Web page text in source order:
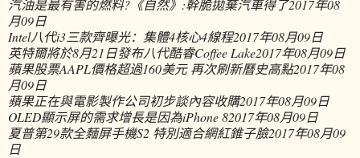
汽油是最有害的燃料?《自然》:幹脆拋棄汽車得了2017年08
月09日
Intel八代i3三款齊曝光：集體4核心4線程2017年08月09日
英特爾將於8月21日發布八代酷睿Coffee Lake2017年08月09日
蘋果股票AAPL價格超過160美元 再次刷新曆史高點2017年08
月09日
蘋果正在與電影製作公司初步談內容收購2017年08月09日
OLED顯示屏的需求增長是因為iPhone 82017年08月09日
夏普第29款全麵屏手機S2 特別適合網紅錐子臉2017年08月09
日